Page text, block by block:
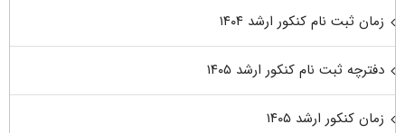
زمان ثبت نام کنکور ارشد ۱۴۰۴
دفترچه ثبت نام کنکور ارشد ۱۴۰۵
زمان کنکور ارشد ۱۴۰۵